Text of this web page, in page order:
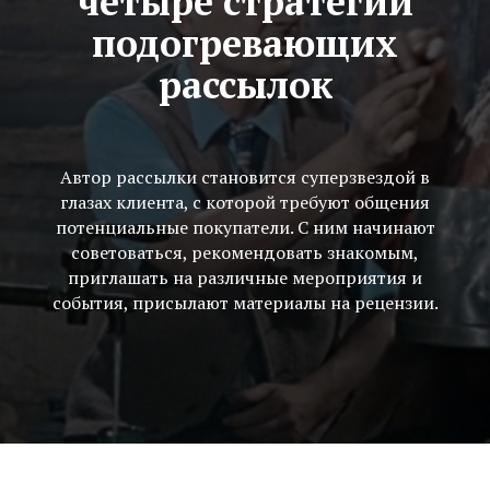
подогревающих
рассылок
Автор рассылки становится суперзвездой в
глазах клиента, с которой требуют общения
потенциальные покупатели. С ним начинают
советоваться, рекомендовать знакомым,
приглашать на различные мероприятия и
события, присылают материалы на рецензии.